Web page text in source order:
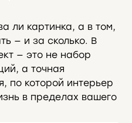
ли картинка, а в том,
— и за сколько. В
— это не набор
а точная
по которой интерьер
в пределах вашего